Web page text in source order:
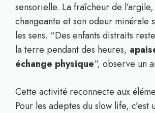
sensorielle. La fraîcheur de
changeante et son odeur minérale
les sens. “Des enfants distraits
la terre pendant des heures,
échange physique“, observe un
Cette activité reconnecte aux
Pour les adeptes du slow life, c’est